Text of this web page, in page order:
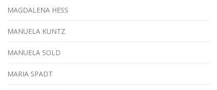
MAGDALENA HESS
MANUELA KUNTZ
MANUELA SOLD
MARIA SPADT